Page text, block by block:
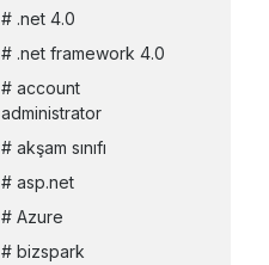
.net 4.0
.net framework 4.0
account
administrator
akşam sınıfı
asp.net
Azure
bizspark